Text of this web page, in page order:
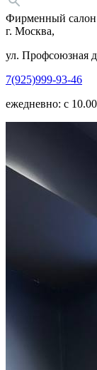
Фирменный салон
г. Москва,
ул. Профсоюзная
7(925)999-93-46
ежедневно: с